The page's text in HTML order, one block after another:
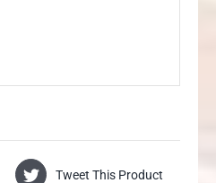
Tweet This Product